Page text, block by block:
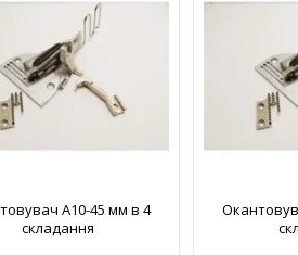
А10-45 мм в 4
складання